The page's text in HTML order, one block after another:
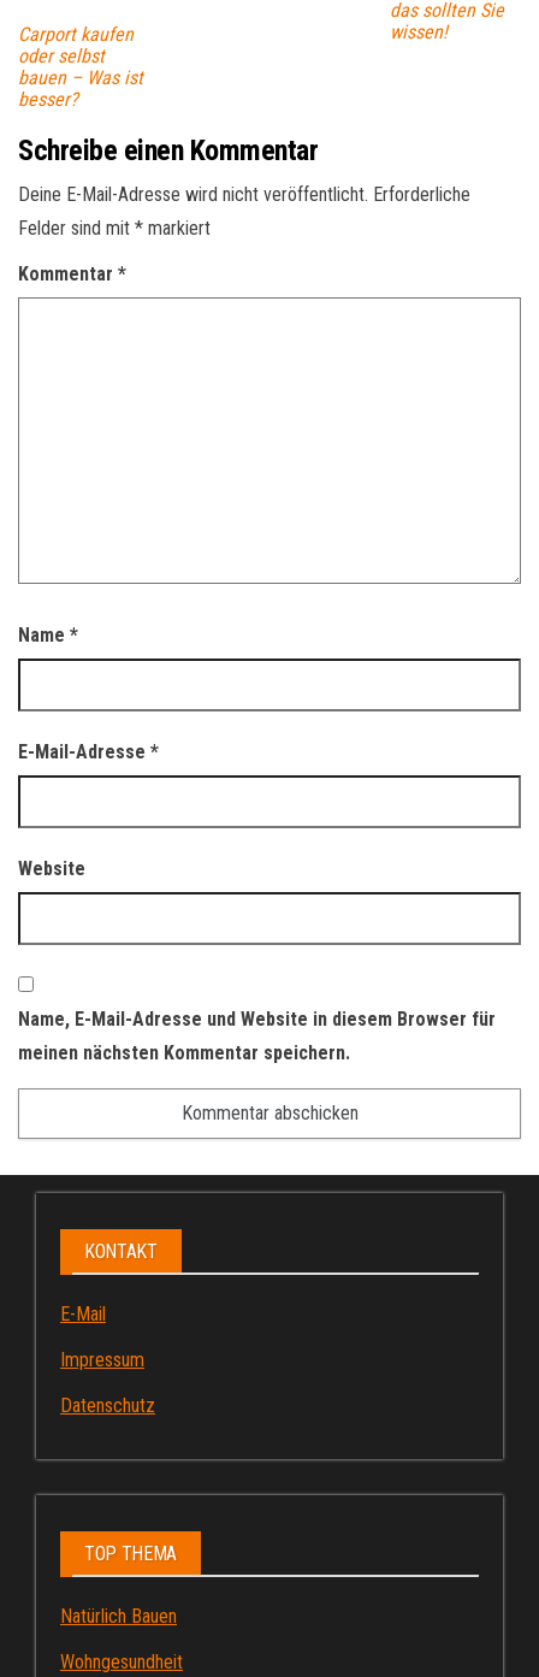
Carport kaufen
oder selbst
bauen – Was ist
besser?
das sollten Sie
wissen!
Schreibe einen Kommentar
Deine E-Mail-Adresse wird nicht veröffentlicht. Erforderliche
Felder sind mit * markiert
Kommentar *
Name *
E-Mail-Adresse *
Website
Name, E-Mail-Adresse und Website in diesem Browser für
meinen nächsten Kommentar speichern.
KONTAKT
E-Mail
Impressum
Datenschutz
TOP THEMA
Natürlich Bauen
Wohngesundheit